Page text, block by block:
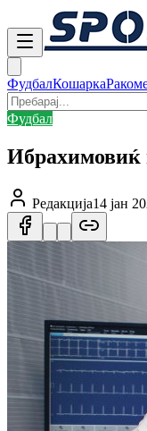
ФудбалКошарка
Фудбал
Ибрахимовиќ
Редакција14 јан